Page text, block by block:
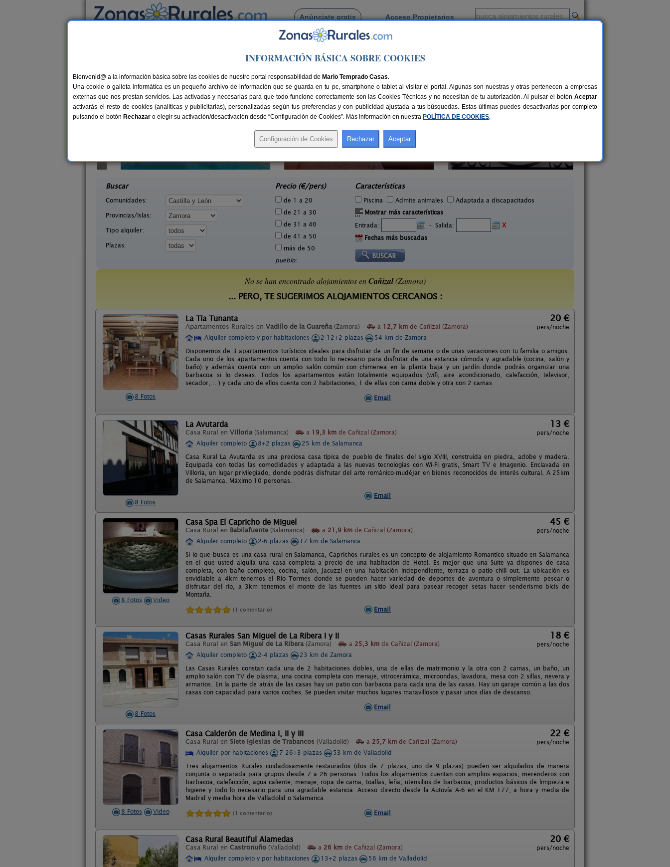
Anúnciate gratis Acceso Propietarios
Busca por pueblo
Casas Rurales cerca de Cañizal
25 €
El Descanso de Sanabria
Buscar
Comunidades:
Provincias/Islas:
Tipo alquiler:
Plazas:
Precio (€/pers)
de 1 a 20
de 21 a 30
de 31 a 40
de 41 a 50
más de 50
pueblo:
Características
Piscina Admite animales
Adaptada a discapacitados
Mostrar más características
Entrada:
- Salida:
X
Fechas más buscadas
No se han encontrado alojamientos enCañizal(Zamora)
... PERO, TE SUGERIMOS ALOJAMIENTOS CERCANOS :
8 Fotos
La Tía Tunanta
Apartamentos Rurales en Vadillo de la Guareña (Zamora) a 12,7 km de Cañizal (Zamora)
20 €
pers/noche
Alquiler completo y por habitaciones
2-12+2 plazas
54 km de Zamora
Disponemos de 3 apartamentos turísticos ideales para disfrutar de un fin de semana o de unas vacaciones con tu familia o amigos.
Cada uno de los apartamentos cuenta con todo lo necesario para disfrutar de una estancia cómoda y agradable (cocina, salón y
baño) y además cuenta con un amplio salón común con chimenea en la planta baja y un jardín donde podrás organizar una
barbacoa si lo deseas. Todos los apartamentos están totalmente equipados (wifi, aire acondicionado, calefacción, televisor,
secador,... ) y cada uno de ellos cuenta con 2 habitaciones, 1 de ellas con cama doble y otra con 2 camas
Email
8 Fotos
La Avutarda
Casa Rural en Villoria (Salamanca) a 19,3 km de Cañizal (Zamora)
13 €
pers/noche
Alquiler completo
8+2 plazas
25 km de Salamanca
Casa Rural La Avutarda es una preciosa casa típica de pueblo de finales del siglo XVIII, construida en piedra, adobe y madera.
Equipada con todas las comodidades y adaptada a las nuevas tecnologías con Wi-Fi gratis, Smart TV e Imagenio. Enclavada en
Villoria, un lugar privilegiado, donde podrás disfrutar del arte románico-mudéjar en bienes reconocidos de interés cultural. A 25km
de Salamanca. Máximo 10 personas.
Email
8 Fotos Video
Casa Spa El Capricho de Miguel
Casa Rural en Babilafuente (Salamanca) a 21,9 km de Cañizal (Zamora)
45 €
pers/noche
Alquiler completo
2-6 plazas
17 km de Salamanca
Si lo que busca es una casa rural en Salamanca, Caprichos rurales es un concepto de alojamiento Romantico situado en Salamanca
en el que usted alquila una casa completa a precio de una habitación de Hotel. Es mejor que una Suite ya dispones de casa
completa, con baño completo, cocina, salón, Jacuzzi en una habitación independiente, terraza o patio chill out. La ubicación es
envidiable a 4km tenemos el Río Tormes donde se pueden hacer variedad de deportes de aventura o simplemente pescar o
disfrutar del río, a 3km tenemos el monte de las fuentes un sitio ideal para pasear recoger setas hacer senderismo bicis de
Montaña.
(1 comentario) Email
8 Fotos
Casas Rurales San Miguel de La Ribera I y II
Casa Rural en San Miguel de La Ribera (Zamora) a 25,3 km de Cañizal (Zamora)
18 €
pers/noche
Alquiler completo
2-4 plazas
23 km de Zamora
Las Casas Rurales constan cada una de 2 habitaciones dobles, una de ellas de matrimonio y la otra con 2 camas, un baño, un
amplio salón con TV de plasma, una cocina completa con menaje, vitrocerámica, microondas, lavadora, mesa con 2 sillas, nevera y
armarios. En la parte de atrás de las casas hay un patio con barbacoa para cada una de las casas. Hay un garaje común a las dos
casas con capacidad para varios coches. Se pueden visitar muchos lugares maravillosos y pasar unos días de descanso.
Email
8 Fotos Video
Casa Calderón de Medina I, II y III
Casa Rural en Siete Iglesias de Trabancos (Valladolid) a 25,7 km de Cañizal (Zamora)
22 €
pers/noche
Alquiler por habitaciones
7-26+3 plazas
53 km de Valladolid
Tres alojamientos Rurales cuidadosamente restaurados (dos de 7 plazas, uno de 9 plazas) pueden ser alquilados de manera
conjunta o separada para grupos desde 7 a 26 personas. Todos los alojamientos cuentan con amplios espacios, merenderos con
barbacoa, calefacción, agua caliente, menaje, ropa de cama, toallas, leña, utensilios de barbacoa, productos básicos de limpieza e
higiene y todo lo necesario para una agradable estancia. Acceso directo desde la Autovía A-6 en el KM 177, a hora y media de
Madrid y media hora de Valladolid o Salamanca.
(1 comentario) Email
Casa Rural Beautiful Alamedas
Casa Rural en Castronuño (Valladolid) a 26 km de Cañizal (Zamora)
20 €
pers/noche
Alquiler completo y por habitaciones
13+2 plazas
56 km de Valladolid
INFORMACIÓN BÁSICA SOBRE COOKIES
Bienvenid@ a la información básica sobre las cookies de nuestro portal responsabilidad de Mario Temprado Casas.
Una cookie o galleta informática es un pequeño archivo de información que se guarda en tu pc, smartphone o tablet al visitar el portal. Algunas son nuestras y otras pertenecen a empresas
externas que nos prestan servicios. Las activadas y necesarias para que todo funcione correctamente son las Cookies Técnicas y no necesitan de tu autorización. Al pulsar el botón Aceptar
activarás el resto de cookies (analíticas y publicitarias), personalizadas según tus preferencias y con publicidad ajustada a tus búsquedas. Estas últimas puedes desactivarlas por completo
pulsando el botón Rechazar o elegir su activación/desactivación desde “Configuración de Cookies”. Más información en nuestra POLÍTICA DE COOKIES.